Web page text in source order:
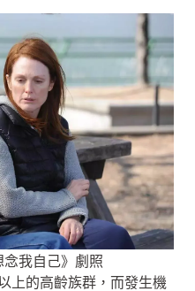
念我自己》劇照
上的高齡族群，而發生機